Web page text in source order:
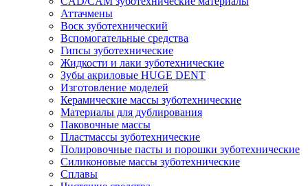
Аттачмены
Воск зуботехнический
Вспомогательные средства
Гипсы зуботехнические
Жидкости и лаки зуботехнические
Зубы акриловые HUGE DENT
Изготовление моделей
Керамические массы зуботехнические
Материалы для дублирования
Паковочные массы
Пластмассы зуботехнические
Полировочные пасты и порошки зуботехнические
Силиконовые массы зуботехнические
Сплавы